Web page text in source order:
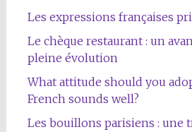
Les expressions françaises
Le chèque restaurant : un
pleine évolution
What attitude should you
French sounds well?
Les bouillons parisiens : une